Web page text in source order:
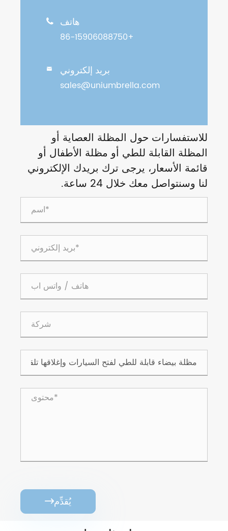
 هاتف
+86-15906088750
 بريد إلكتروني
sales@uniumbrella.com
للاستفسارات حول المظلة العصاية أو
المظلة القابلة للطي أو مظلة الأطفال أو
قائمة الأسعار، يرجى ترك بريدك الإلكتروني
لنا وسنتواصل معك خلال 24 ساعة.
يُقدِّم